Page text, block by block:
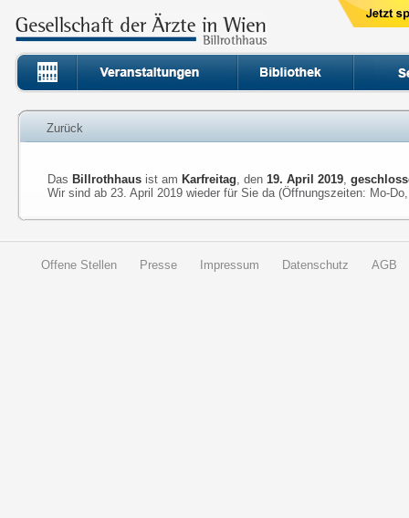
Zurück
Das Billrothhaus ist am Karfreitag, den19. April 2019,
Wir sind ab 23. April 2019 wieder für Sie da (Öffnungszeiten: Mo-
Offene Stellen Presse Impressum Datenschutz AGB